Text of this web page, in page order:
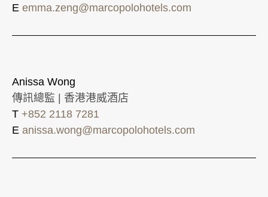
E emma.zeng@marcopolohotels.com
Anissa Wong
傳訊總監 | 香港港威酒店
T +852 2118 7281
E anissa.wong@marcopolohotels.com